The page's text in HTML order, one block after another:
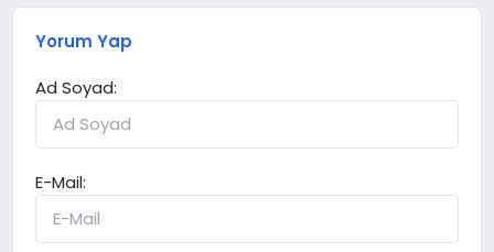
Yorum Yap
Ad Soyad:
E-Mail: